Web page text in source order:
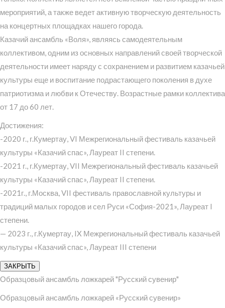
мероприятий, а также ведет активную творческую деятельность
на концертных площадках нашего города.
Казачий ансамбль «Воля», являясь самодеятельным
коллективом, одним из основных направлений своей творческой
деятельности имеет наряду с сохранением и развитием казачьей
культуры еще и воспитание подрастающего поколения в духе
патриотизма и любви к Отечеству. Возрастные рамки коллектива
от 17 до 60 лет.
Достижения:
-2020 г., г.Кумертау, VI Межрегиональный фестиваль казачьей
культуры «Казачий спас», Лауреат II степени.
-2021 г., г.Кумертау, VII Межрегиональный фестиваль казачьей
культуры «Казачий спас», Лауреат II степени.
-2021г., г.Москва, VII фестиваль православной культуры и
традиций малых городов и сел Руси «София-2021», Лауреат I
степени.
— 2023 г., г.Кумертау, IX Межрегиональный фестиваль казачьей
культуры «Казачий спас», Лауреат III степени
ЗАКРЫТЬ
Образцовый ансамбль ложкарей "Русский сувенир"
Образцовый ансамбль ложкарей «Русский сувенир»